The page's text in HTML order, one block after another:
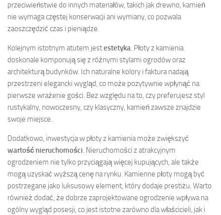
przeciwieństwie do innych materiałów, takich jak drewno, kamień
nie wymaga częstej konserwacji ani wymiany, co pozwala
zaoszczędzić czas i pieniądze.
Kolejnym istotnym atutem jestestetyka. Płoty z kamienia
doskonale komponują się z różnymi stylami ogrodów oraz
architekturą budynków. Ich naturalne kolory i faktura nadają
przestrzeni elegancki wygląd, co może pozytywnie wpłynąć na
pierwsze wrażenie gości. Bez względu na to, czy preferujesz styl
rustykalny, nowoczesny, czy klasyczny, kamień zawsze znajdzie
swoje miejsce.
Dodatkowo, inwestycja w płoty z kamienia może zwiększyć
wartość nieruchomości. Nieruchomości z atrakcyjnym
ogrodzeniem nie tylko przyciągają więcej kupujących, ale także
mogą uzyskać wyższą cenę na rynku. Kamienne płoty mogą być
postrzegane jako luksusowy element, który dodaje prestiżu. Warto
również dodać, że dobrze zaprojektowane ogrodzenie wpływa na
ogólny wygląd posesji, co jest istotne zarówno dla właścicieli, jak i